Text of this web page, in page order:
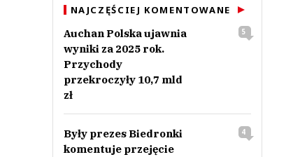
NAJCZĘŚCIEJ KOMENTOWANE
Auchan Polska ujawnia
wyniki za 2025 rok.
Przychody
przekroczyły 10,7 mld
zł
5
Były prezes Biedronki
komentuje przejęcie
4